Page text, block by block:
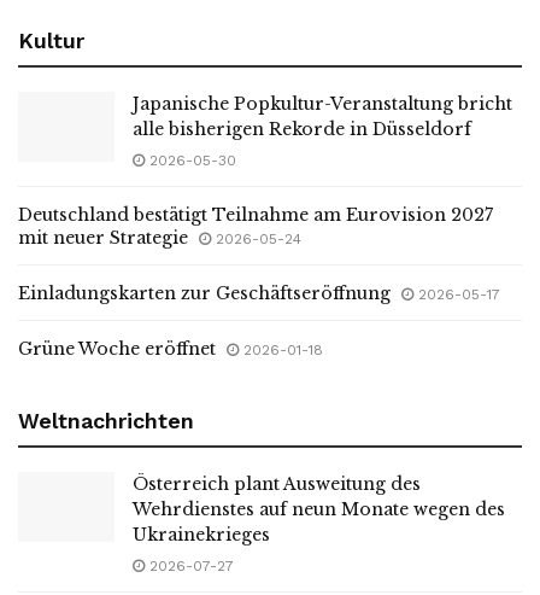
Kultur
Japanische Popkultur-Veranstaltung bricht
alle bisherigen Rekorde in Düsseldorf
2026-05-30
Deutschland bestätigt Teilnahme am Eurovision 2027
mit neuer Strategie
2026-05-24
Einladungskarten zur Geschäftseröffnung 2026-05-17
Grüne Woche eröffnet 2026-01-18
Weltnachrichten
Österreich plant Ausweitung des
Wehrdienstes auf neun Monate wegen des
Ukrainekrieges
2026-07-27